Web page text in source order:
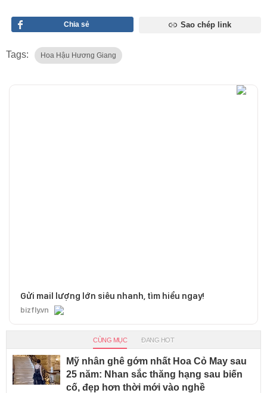
Chia sẻ Sao chép link
Tags: Hoa Hậu Hương Giang
Gửi mail lượng lớn siêu nhanh, tìm hiểu ngay!
bizfly.vn
CÙNG MỤC ĐANG HOT
Mỹ nhân ghê gớm nhất Hoa Cỏ May sau
25 năm: Nhan sắc thăng hạng sau biến
cố, đẹp hơn thời mới vào nghề